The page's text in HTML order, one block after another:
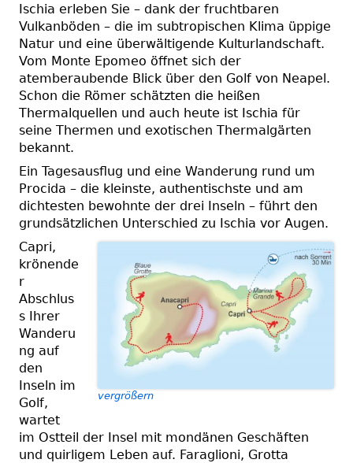
Ischia erleben Sie – dank der fruchtbaren
Vulkanböden – die im subtropischen Klima üppige
Natur und eine überwältigende Kulturlandschaft.
Vom Monte Epomeo öffnet sich der
atemberaubende Blick über den Golf von Neapel.
Schon die Römer schätzten die heißen
Thermalquellen und auch heute ist Ischia für
seine Thermen und exotischen Thermalgärten
bekannt.
Ein Tagesausflug und eine Wanderung rund um
Procida – die kleinste, authentischste und am
dichtesten bewohnte der drei Inseln – führt den
grundsätzlichen Unterschied zu Ischia vor Augen.
vergrößern
Capri,
krönende
r
Abschlus
s Ihrer
Wanderu
ng auf
den
Inseln im
Golf,
wartet
im Ostteil der Insel mit mondänen Geschäften
und quirligem Leben auf. Faraglioni, Grotta